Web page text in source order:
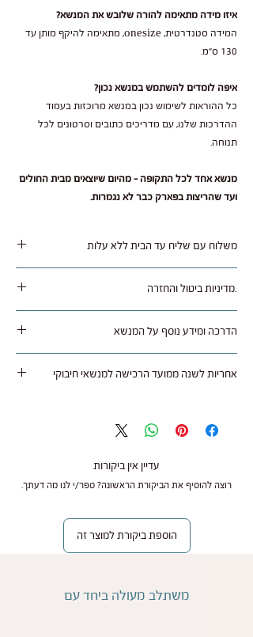
איזו מידה מתאימה להורה שלובש את המנשא?
המידה סטנדרטית, onesize, מתאימה להיקף מותן עד
130 ס"מ.
איפה לומדים להשתמש במנשא נכון?
כל ההוראות לשימוש נכון במנשא מרוכזות בעמוד
ההדרכות שלנו, עם מדריכים כתובים וסרטונים לכל
תנוחה.
מנשא אחד לכל התקופה - מהיום שיוצאים מבית החולים
ועד שהריצות בפארק כבר לא נגמרות.
משלוח עם שליח עד הבית ללא עלות
.מדיניות ביטול והחזרה
תוך 14 ימים מתאריך קבלת המוצר בצירוף חשבונית
משלוח חזרה על חשבון הקונה.
למדוד), ויש להחזירו בחזרה ארוז באריזה מקורית,
ניתן להחזיר את המוצר חזרה עם שליח שלנו בעלות
עם קבלת המנשא בחנות הוא נבדק ובמידה והכל תקין
הדרכה ומידע נוסף על המנשא
אחריות לשנה ממועד הרכישה למנשאי חיבוקי
הטובה ביותר, ולכן כל מנשא נרכש בחנות או אצל
בהצגת חשבונית הקניה.
ובטיחותי לשימוש יומיומי.
אנו עומדים מאחורי איכות המוצרים שלנו ומתחייבים
עדיין אין ביקורות
רוצה להוסיף את הביקורת הראשונה? ספר/י לנו מה דעתך.
הוספת ביקורת למוצר זה
משתלב מעולה ביחד עם